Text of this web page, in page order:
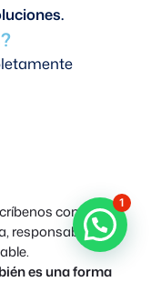
con
responsable y
es una forma
1